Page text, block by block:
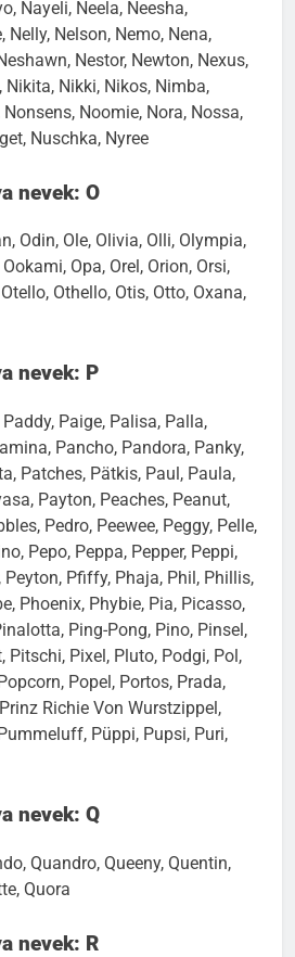
Nayeli, Neela, Neesha,
Nelly, Nelson, Nemo, Nena,
Nestor, Newton, Nexus,
Nikita, Nikki, Nikos, Nimba,
Noomie, Nora, Nossa,
Nuschka, Nyree
nevek: O
Odin, Ole, Olivia, Olli, Olympia,
Opa, Orel, Orion, Orsi,
Othello, Otis, Otto, Oxana,
nevek: P
Paige, Palisa, Palla,
Pancho, Pandora, Panky,
Patches, Pätkis, Paul, Paula,
Payton, Peaches, Peanut,
Pedro, Peewee, Peggy, Pelle,
Pepo, Peppa, Pepper, Peppi,
Peyton, Pfiffy, Phaja, Phil, Phillis,
Phoenix, Phybie, Pia, Picasso,
Ping-Pong, Pino, Pinsel,
Pitschi, Pixel, Pluto, Podgi, Pol,
Popel, Portos, Prada,
Richie Von Wurstzippel,
Püppi, Pupsi, Puri,
nevek: Q
Quandro, Queeny, Quentin,
Quora
nevek: R